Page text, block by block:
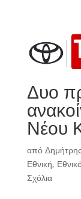
Δυο
Νέου
από
Εθνική,
Σχόλια